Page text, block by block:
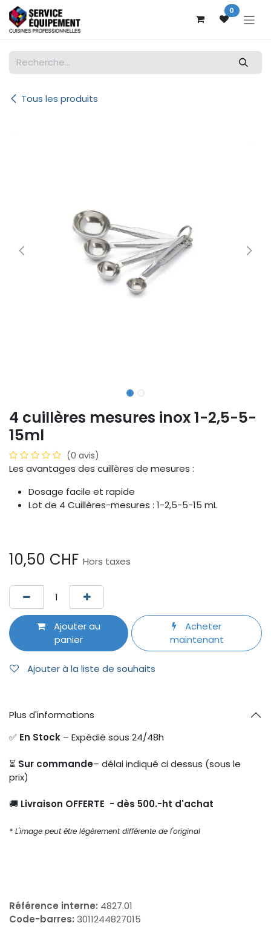
Se rendre au contenu 0
Tous les produits
4 cuillères mesures inox 1-2,5-5-
15ml
(0 avis)
Les avantages des cuillères de mesures :
Dosage facile et rapide
Lot de 4 Cuillères-mesures : 1-2,5-5-15 mL
10,50 CHF Hors taxes
Ajouter au
panier
Acheter
maintenant
Ajouter à la liste de souhaits
Plus d'informations
✅ En Stock – Expédié sous 24/48h
⏳ Sur commande– délai indiqué ci dessus (sous le
prix)
🚚 Livraison OFFERTE - dès 500.-ht d'achat
* L'image peut être légèrement différente de l'original
Référence interne: 4827.01
Code-barres: 3011244827015